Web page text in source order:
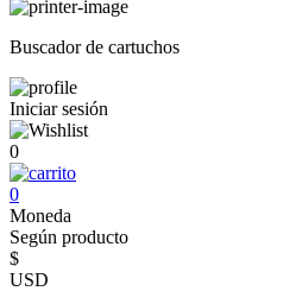
Buscador de cartuchos
Iniciar sesión
0
0
Moneda
Según producto
$
USD